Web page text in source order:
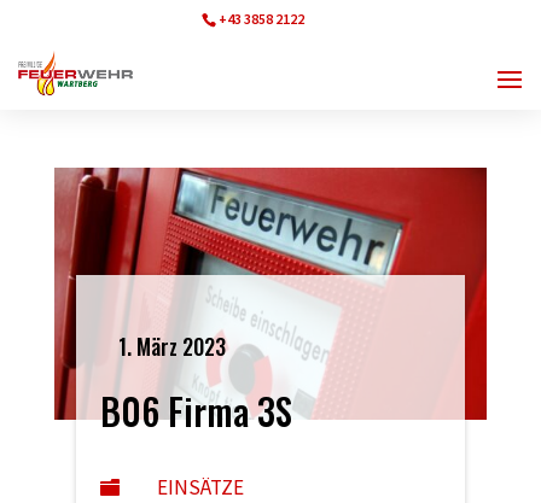
+43 3858 2122
1. März 2023
B06 Firma 3S
 EINSÄTZE